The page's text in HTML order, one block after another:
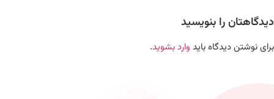
دیدگاهتان را بنویسید
برای نوشتن دیدگاه باید وارد بشوید.